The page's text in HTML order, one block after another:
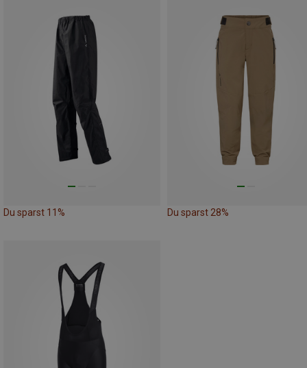
Du sparst 11% Du sparst 28%